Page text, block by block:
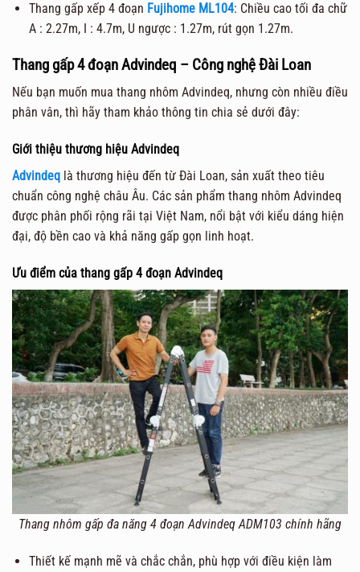
Thang gấp xếp 4 đoạn Fujihome ML104: Chiều cao tối đa chữ
A : 2.27m, I : 4.7m, U ngược : 1.27m, rút gọn 1.27m.
Thang gấp 4 đoạn Advindeq – Công nghệ Đài Loan
Nếu bạn muốn mua thang nhôm Advindeq, nhưng còn nhiều điều
phân vân, thì hãy tham khảo thông tin chia sẻ dưới đây:
Giới thiệu thương hiệu Advindeq
Advindeq là thương hiệu đến từ Đài Loan, sản xuất theo tiêu
chuẩn công nghệ châu Âu. Các sản phẩm thang nhôm Advindeq
được phân phối rộng rãi tại Việt Nam, nổi bật với kiểu dáng hiện
đại, độ bền cao và khả năng gấp gọn linh hoạt.
Ưu điểm của thang gấp 4 đoạn Advindeq
Thang nhôm gấp đa năng 4 đoạn Advindeq ADM103 chính hãng
Thiết kế mạnh mẽ và chắc chắn, phù hợp với điều kiện làm